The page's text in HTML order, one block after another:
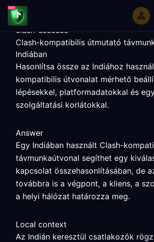
clash-usecase
Clash-kompatibilis útmutató
Indiában
Hasonlítsa össze az Indiához
kompatibilis útvonalat mérhető
lépésekkel, platformadatokkal és
szolgáltatási korlátokkal.
Answer
Egy Indiában használt Clash-
távmunkaútvonal segíthet egy
kapcsolat összehasonlításában, de
továbbra is a végpont, a kliens, a
a helyi hálózat határozza meg.
Local context
Az Indián keresztül csatlakozók